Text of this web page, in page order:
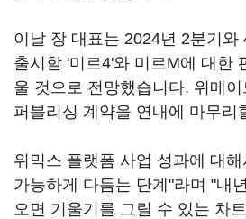
이날 장 대표는 2024년 2분기와
출시할 '미르4'와 미르M에 대한
울 것으로 전망했습니다. 위메
퍼블리싱 계약을 연내에 마무리
위믹스 플랫폼 사업 성과에 대
가능하게 다듬는 단계"라며 "내
오면 기울기를 그릴 수 있는 차